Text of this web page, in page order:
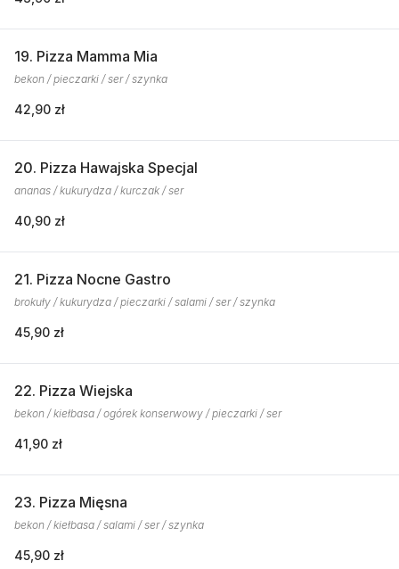
19. Pizza Mamma Mia
bekon / pieczarki / ser / szynka
42,90 zł
20. Pizza Hawajska Specjal
ananas / kukurydza / kurczak / ser
40,90 zł
21. Pizza Nocne Gastro
brokuły / kukurydza / pieczarki / salami / ser / szynka
45,90 zł
22. Pizza Wiejska
bekon / kiełbasa / ogórek konserwowy / pieczarki / ser
41,90 zł
23. Pizza Mięsna
bekon / kiełbasa / salami / ser / szynka
45,90 zł